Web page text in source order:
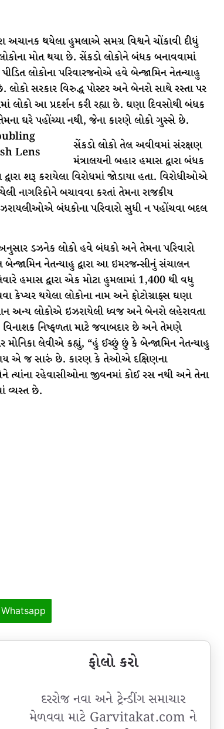
અચાનક થયેલા હુમલાએ સમગ્ર વિશ્વને ચોંકાવી દીધું
મોત થયા છે. સેંકડો લોકોને બંધક બનાવવામાં
લોકોના પરિવારજનોએ હવે બેન્જામિન નેતન્યાહુ
લોકો સરકાર વિરુદ્ધ પોસ્ટર અને બેનરો સાથે રસ્તા પર
લોકો આ પ્રદર્શન કરી રહ્યા છે. ઘણા દિવસોથી બંધક
ઘરે પહોંચ્યા નથી, જેના કારણે લોકો ગુસ્સે છે.
સેંકડો લોકો તેલ અવીવમાં સંરક્ષણ
મંત્રાલયની બહાર હમાસ દ્વારા બંધક
શરૂ કરાયેલા વિરોધમાં જોડાયા હતા. વિરોધીઓએ
નાગરિકોને બચાવવા કરતાં તેમના રાજકીય
બંધકોના પરિવારો સુધી ન પહોંચવા બદલ
ડઝનેક લોકો હવે બંધકો અને તેમના પરિવારો
બેન્જામિન નેતન્યાહુ દ્વારા આ ઇમરજન્સીનું સંચાલન
હમાસ દ્વારા એક મોટા હુમલામાં 1,400 થી વધુ
કેપ્ચર થયેલા લોકોના નામ અને ફોટોગ્રાફ્સ ઘણા
અન્ય લોકોએ ઇઝરાયેલી ધ્વજ અને બેનરો લહેરાવતા
વિનાશક નિષ્ફળતા માટે જવાબદાર છે અને તેમણે
મોનિકા લેવીએ કહ્યું, “હું ઈચ્છું છું કે બેન્જામિન નેતન્યાહુ
એ જ સારું છે. કારણ કે તેઓએ દક્ષિણના
રહેવાસીઓના જીવનમાં કોઈ રસ નથી અને તેના
વ્યસ્ત છે.
Whatsapp
ફોલો કરો
દરરોજ નવા અને ટ્રેન્ડીંગ સમાચાર
મેળવવા માટે Garvitakat.com ને